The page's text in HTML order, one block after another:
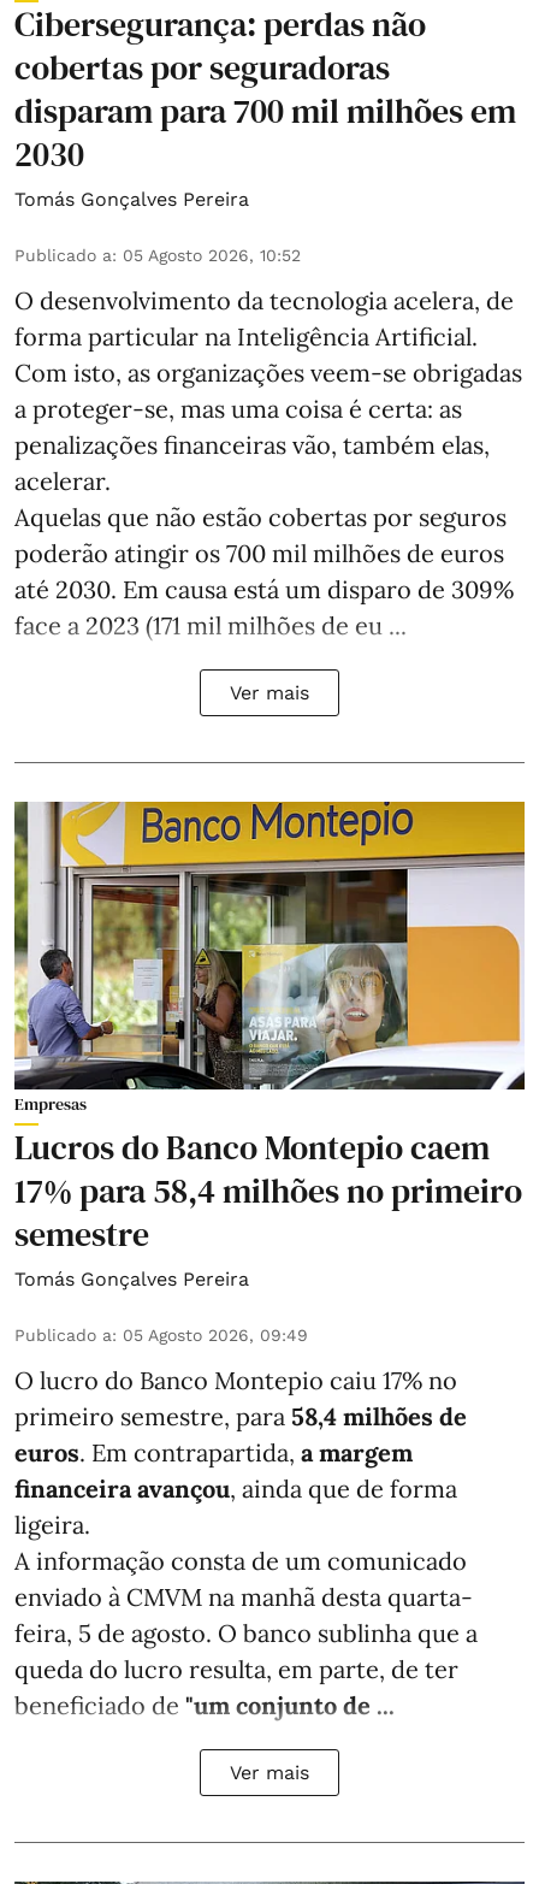
Cibersegurança: perdas não
cobertas por seguradoras
disparam para 700 mil milhões em
2030
Tomás Gonçalves Pereira
Publicado a: 05 Agosto 2026, 10:52
O desenvolvimento da tecnologia acelera, de
forma particular na Inteligência Artificial.
Com isto, as organizações veem-se obrigadas
a proteger-se, mas uma coisa é certa: as
penalizações financeiras vão, também elas,
acelerar.
Aquelas que não estão cobertas por seguros
poderão atingir os 700 mil milhões de euros
até 2030. Em causa está um disparo de 309%
face a 2023 (171 mil milhões de eu ...
Ver mais
Empresas
Lucros do Banco Montepio caem
17% para 58,4 milhões no primeiro
semestre
Tomás Gonçalves Pereira
Publicado a: 05 Agosto 2026, 09:49
O lucro do Banco Montepio caiu 17% no
primeiro semestre, para 58,4 milhões de
euros. Em contrapartida, a margem
financeira avançou, ainda que de forma
ligeira.
A informação consta de um comunicado
enviado à CMVM na manhã desta quarta-
feira, 5 de agosto. O banco sublinha que a
queda do lucro resulta, em parte, de ter
beneficiado de "um conjunto de ...
Ver mais